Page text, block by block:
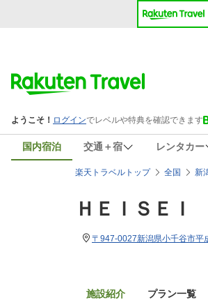
国内宿泊 交通＋宿 レンタカー
楽天トラベルトップ 全国 新
ＨＥＩＳＥＩ
〒947-0027新潟県小千谷市平
施設紹介 プラン一覧